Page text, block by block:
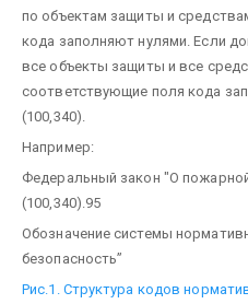
по объектам защиты и
кода заполняют нулями. Если
все объекты защиты и все
соответствующие поля кода
(100,340).
Например:
Федеральный закон "О
(100,340).95
Обозначение системы
безопасность”
Рис.1. Структура кодов